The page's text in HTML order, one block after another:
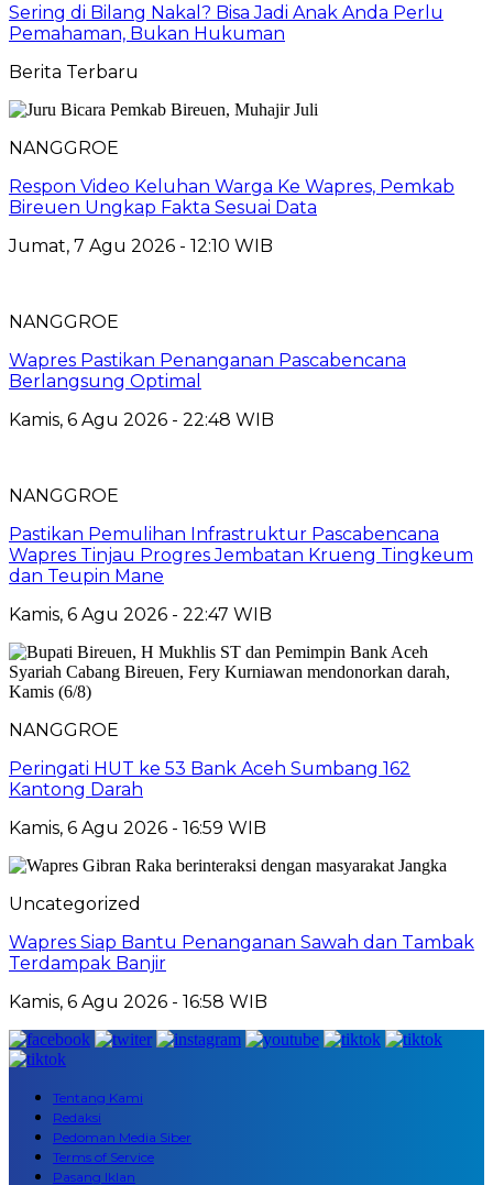
Sering di Bilang Nakal? Bisa Jadi Anak Anda Perlu
Pemahaman, Bukan Hukuman
Berita Terbaru
NANGGROE
Respon Video Keluhan Warga Ke Wapres, Pemkab
Bireuen Ungkap Fakta Sesuai Data
Jumat, 7 Agu 2026 - 12:10 WIB
NANGGROE
Wapres Pastikan Penanganan Pascabencana
Berlangsung Optimal
Kamis, 6 Agu 2026 - 22:48 WIB
NANGGROE
Pastikan Pemulihan Infrastruktur Pascabencana
Wapres Tinjau Progres Jembatan Krueng Tingkeum
dan Teupin Mane
Kamis, 6 Agu 2026 - 22:47 WIB
NANGGROE
Peringati HUT ke 53 Bank Aceh Sumbang 162
Kantong Darah
Kamis, 6 Agu 2026 - 16:59 WIB
Uncategorized
Wapres Siap Bantu Penanganan Sawah dan Tambak
Terdampak Banjir
Kamis, 6 Agu 2026 - 16:58 WIB
Tentang Kami
Redaksi
Pedoman Media Siber
Terms of Service
Pasang Iklan